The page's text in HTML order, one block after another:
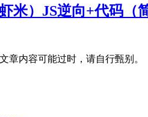
米）JS逆向+代码（
章内容可能过时，请自行甄别。